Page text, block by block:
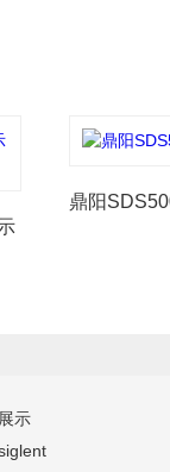
鼎阳
示